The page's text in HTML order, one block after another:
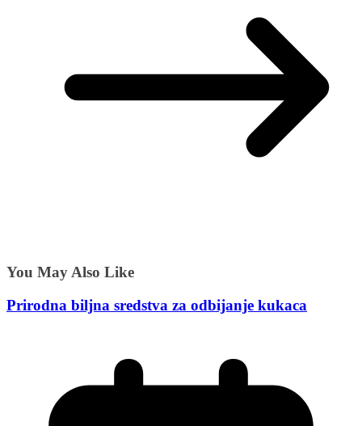
You May Also Like
Prirodna biljna sredstva za odbijanje kukaca